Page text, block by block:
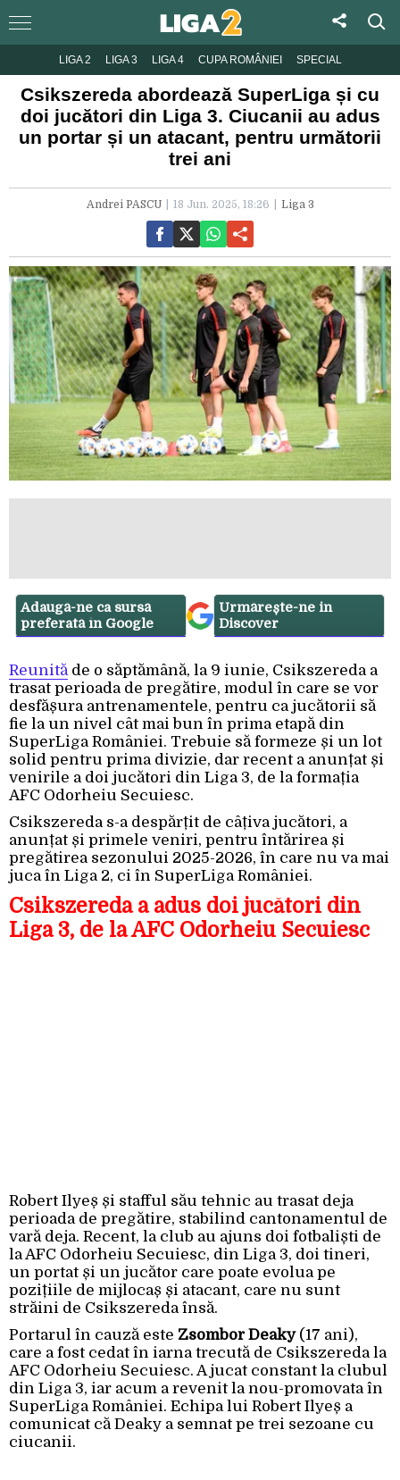
LIGA 2 LIGA 3 LIGA 4 CUPA ROMÂNIEI SPECIAL
Csikszereda abordează SuperLiga și cu
doi jucători din Liga 3. Ciucanii au adus
un portar și un atacant, pentru următorii
trei ani
Andrei PASCU 18 Jun. 2025, 18:26 Liga 3
Adaugă-ne ca sursă
preferată în Google
Urmărește-ne in
Discover
Reunităde o săptămână, la 9 iunie, Csikszereda a
trasat perioada de pregătire, modul în care se vor
desfășura antrenamentele, pentru ca jucătorii să
fie la un nivel cât mai bun în prima etapă din
SuperLiga României. Trebuie să formeze și un lot
solid pentru prima divizie, dar recent a anunțat și
venirile a doi jucători din Liga 3, de la formația
AFC Odorheiu Secuiesc.
Csikszereda s-a despărțit de câțiva jucători, a
anunțat și primele veniri, pentru întărirea și
pregătirea sezonului 2025-2026, în care nu va mai
juca în Liga 2, ci în SuperLiga României.
Csikszereda a adus doi jucători din
Liga 3, de la AFC Odorheiu Secuiesc
Robert Ilyeș și stafful său tehnic au trasat deja
perioada de pregătire, stabilind cantonamentul de
vară deja. Recent, la club au ajuns doi fotbaliști de
la AFC Odorheiu Secuiesc, din Liga 3, doi tineri,
un portat și un jucător care poate evolua pe
pozițiile de mijlocaș și atacant, care nu sunt
străini de Csikszereda însă.
Portarul în cauză este Zsombor Deaky(17 ani),
care a fost cedat în iarna trecută de Csikszereda la
AFC Odorheiu Secuiesc. A jucat constant la clubul
din Liga 3, iar acum a revenit la nou-promovata în
SuperLiga României. Echipa lui Robert Ilyeș a
comunicat că Deaky a semnat pe trei sezoane cu
ciucanii.